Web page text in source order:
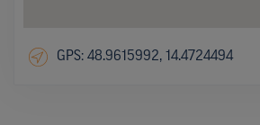
GPS: 48.9615992, 14.4724494